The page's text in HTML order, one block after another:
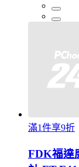
滿1件享9折
FDK福達